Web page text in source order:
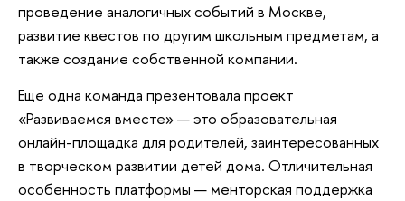
проведение аналогичных событий в Москве,
развитие квестов по другим школьным предметам, а
также создание собственной компании.
Еще одна команда презентовала проект
«Развиваемся вместе» — это образовательная
онлайн-площадка для родителей, заинтересованных
в творческом развитии детей дома. Отличительная
особенность платформы — менторская поддержка